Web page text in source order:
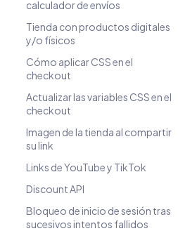
calculador de envíos
Tienda con productos digitales
y/o físicos
Cómo aplicar CSS en el
checkout
Actualizar las variables CSS en el
checkout
Imagen de la tienda al compartir
su link
Links de YouTube y TikTok
Discount API
Bloqueo de inicio de sesión tras
sucesivos intentos fallidos